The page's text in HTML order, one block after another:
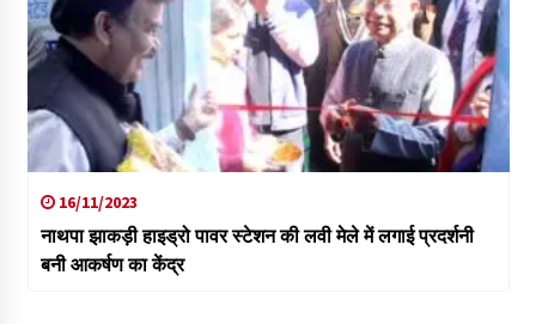
16/11/2023
नाथपा झाकड़ी हाइड्रो पावर स्टेशन की लवी मेले में लगाई प्रदर्शनी
बनी आकर्षण का केंद्र